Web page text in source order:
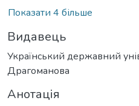
Показати 4 більше
Видавець
Український державний
Драгоманова
Анотація